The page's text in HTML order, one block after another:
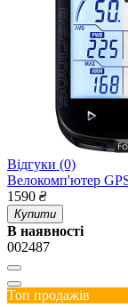
Відгуки (0)
Велокомп'ютер
1590 ₴
Купити
В наявності
002487
Топ продажів